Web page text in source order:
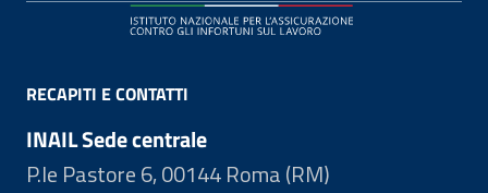
RECAPITI E CONTATTI
INAIL Sede centrale
P.le Pastore 6, 00144 Roma (RM)